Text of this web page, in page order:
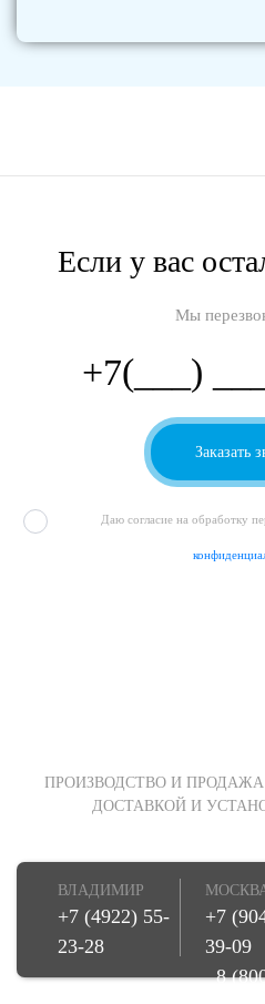
Если у вас
Мы
Даю согласие на обработку
ПРОИЗВОДСТВО И
ДОСТАВКОЙ И
ВЛАДИМИР
+7 (4922) 55-
23-28
+7
39-09
8